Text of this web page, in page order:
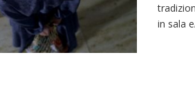
in sala